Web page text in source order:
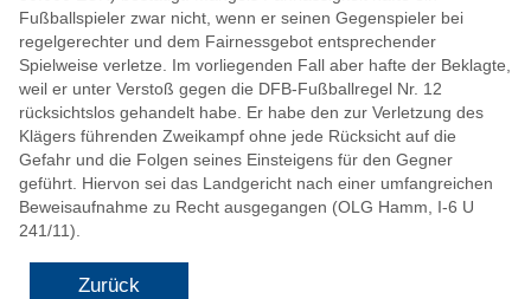
Fußballspieler zwar nicht, wenn er seinen Gegenspieler bei
regelgerechter und dem Fairnessgebot entsprechender
Spielweise verletze. Im vorliegenden Fall aber hafte der Beklagte,
weil er unter Verstoß gegen die DFB-Fußballregel Nr. 12
rücksichtslos gehandelt habe. Er habe den zur Verletzung des
Klägers führenden Zweikampf ohne jede Rücksicht auf die
Gefahr und die Folgen seines Einsteigens für den Gegner
geführt. Hiervon sei das Landgericht nach einer umfangreichen
Beweisaufnahme zu Recht ausgegangen (OLG Hamm, I-6 U
241/11).
Zurück